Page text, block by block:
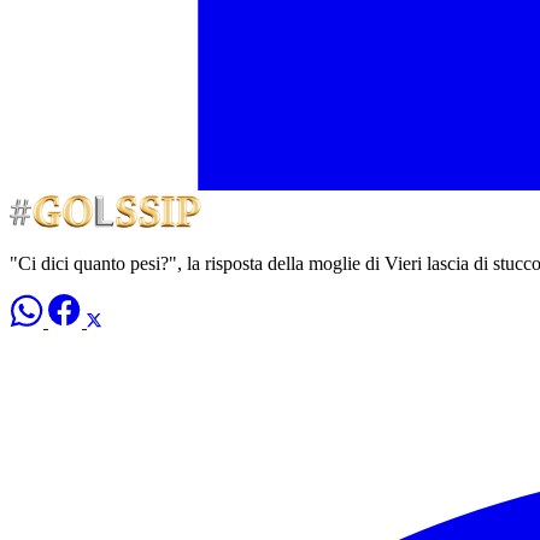
"Ci dici quanto pesi?", la risposta della moglie di Vieri lascia di